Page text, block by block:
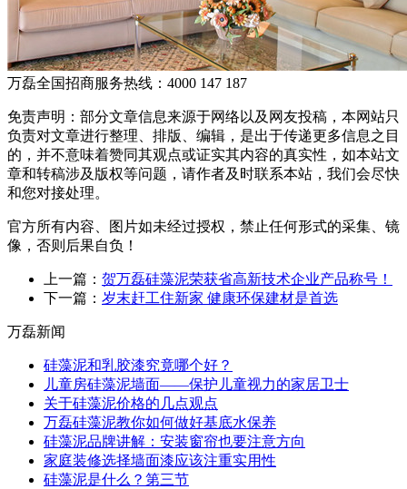
万磊全国招商服务热线： 4000 147 187
免责声明：部分文章信息来源于网络以及网友投稿，本网站只
负责对文章进行整理、排版、编辑，是出于传递更多信息之目
的，并不意味着赞同其观点或证实其内容的真实性，如本站文
章和转稿涉及版权等问题，请作者及时联系本站，我们会尽快
和您对接处理。
官方所有内容、图片如未经过授权，禁止任何形式的采集、镜
像，否则后果自负！
上一篇： 贺万磊硅藻泥荣获省高新技术企业产品称号！
下一篇： 岁末赶工住新家 健康环保建材是首选
万磊新闻
硅藻泥和乳胶漆究竟哪个好？
儿童房硅藻泥墙面——保护儿童视力的家居卫士
关于硅藻泥价格的几点观点
万磊硅藻泥教你如何做好基底水保养
硅藻泥品牌讲解：安装窗帘也要注意方向
家庭装修选择墙面漆应该注重实用性
硅藻泥是什么？第三节